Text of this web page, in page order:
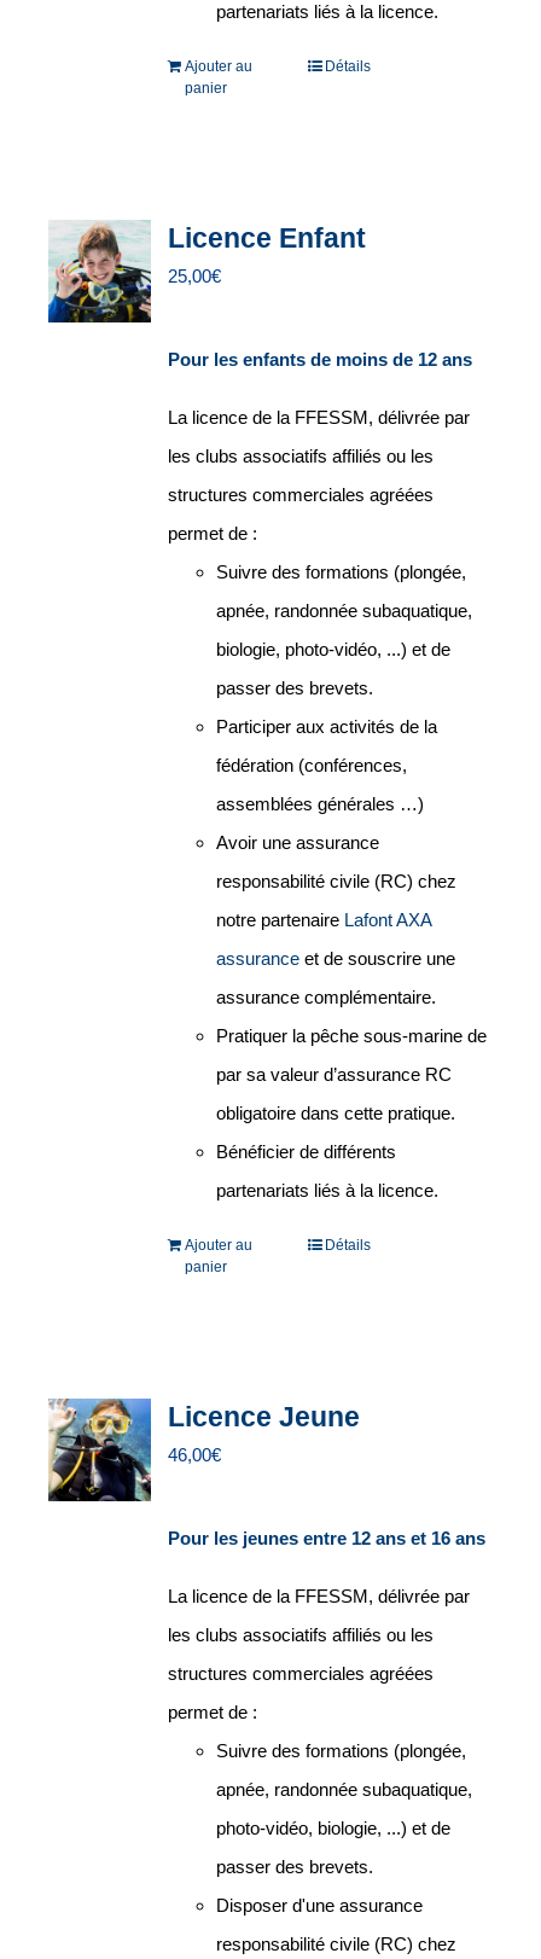
partenariats liés à la licence.
Ajouter au
panier
Détails
Licence Enfant
25,00€
Pour les enfants de moins de 12 ans
La licence de la FFESSM, délivrée par
les clubs associatifs affiliés ou les
structures commerciales agréées
permet de :
Suivre des formations (plongée,
apnée, randonnée subaquatique,
biologie, photo-vidéo, ...) et de
passer des brevets.
Participer aux activités de la
fédération (conférences,
assemblées générales …)
Avoir une assurance
responsabilité civile (RC) chez
notre partenaire Lafont AXA
assurance et de souscrire une
assurance complémentaire.
Pratiquer la pêche sous-marine de
par sa valeur d’assurance RC
obligatoire dans cette pratique.
Bénéficier de différents
partenariats liés à la licence.
Ajouter au
panier
Détails
Licence Jeune
46,00€
Pour les jeunes entre 12 ans et 16 ans
La licence de la FFESSM, délivrée par
les clubs associatifs affiliés ou les
structures commerciales agréées
permet de :
Suivre des formations (plongée,
apnée, randonnée subaquatique,
photo-vidéo, biologie, ...) et de
passer des brevets.
Disposer d'une assurance
responsabilité civile (RC) chez